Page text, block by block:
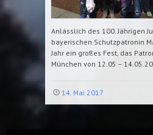
Anlässlich des 100. Jährigen
bayerischen Schutzpatronin
Jahr ein großes Fest, das
München von 12.05 –
14. Mai 2017